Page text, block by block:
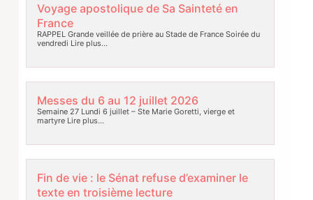
Voyage apostolique de Sa Sainteté en
France
RAPPEL Grande veillée de prière au Stade de France Soirée du
vendredi Lire plus…
Messes du 6 au 12 juillet 2026
Semaine 27 Lundi 6 juillet – Ste Marie Goretti, vierge et
martyreLire plus…
Fin de vie : le Sénat refuse d’examiner le
texte en troisième lecture